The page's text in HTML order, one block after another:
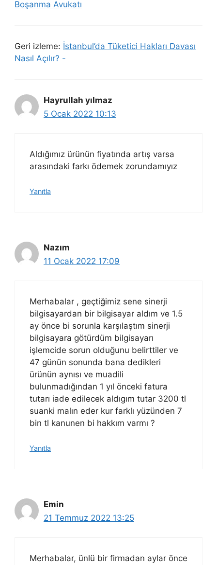
Boşanma Avukatı
Geri izleme: İstanbul’da Tüketici Hakları Davası
Nasıl Açılır? -
Hayrullah yılmaz
5 Ocak 2022 10:13
Aldığımız ürünün fiyatında artış varsa
arasındaki farkı ödemek zorundamıyız
Yanıtla
Nazım
11 Ocak 2022 17:09
Merhabalar , geçtiğimiz sene sinerji
bilgisayardan bir bilgisayar aldım ve 1.5
ay önce bi sorunla karşılaştım sinerji
bilgisayara götürdüm bilgisayarı
işlemcide sorun olduğunu belirttiler ve
47 günün sonunda bana dedikleri
ürünün aynısı ve muadili
bulunmadığından 1 yıl önceki fatura
tutarı iade edilecek aldıgım tutar 3200 tl
suanki malın eder kur farklı yüzünden 7
bin tl kanunen bi hakkım varmı ?
Yanıtla
Emin
21 Temmuz 2022 13:25
Merhabalar, ünlü bir firmadan aylar önce